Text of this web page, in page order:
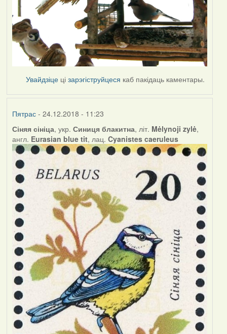
Увайдзіце цізарэгіструйцеся каб пакідаць каментары.
Пятрас- 24.12.2018 - 11:23
Сіняя сініца, укр. Синиця блакитна, літ. Mėlynoji zylė,
англ. Eurasian blue tit, лац. Cyanistes caeruleus